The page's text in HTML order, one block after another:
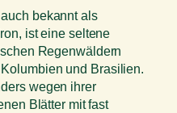
bekannt als
ist eine seltene
Regenwäldern
und Brasilien.
wegen ihrer
Blätter mit fast